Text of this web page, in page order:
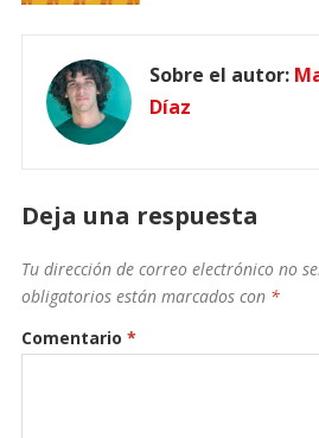
Sobre el autor:
Díaz
Deja una respuesta
Tu dirección de correo electrónico no
obligatorios están marcados con *
Comentario *